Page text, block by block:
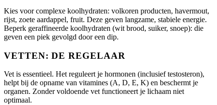
Kies voor complexe koolhydraten: volkoren producten, havermout,
rijst, zoete aardappel, fruit. Deze geven langzame, stabiele energie.
Beperk geraffineerde koolhydraten (wit brood, suiker, snoep): die
geven een piek gevolgd door een dip.
VETTEN: DE REGELAAR
Vet is essentieel. Het reguleert je hormonen (inclusief testosteron),
helpt bij de opname van vitamines (A, D, E, K) en beschermt je
organen. Zonder voldoende vet functioneert je lichaam niet
optimaal.